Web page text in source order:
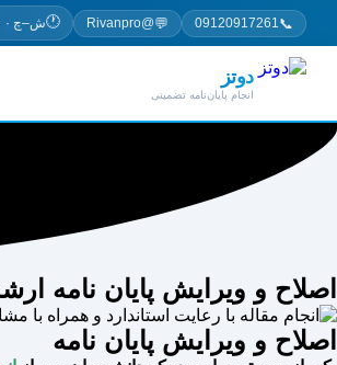
پرش
محتوا
📞
09120917261
💬
@Rivanpro
🕐ش–چ · ۱۰ تا ۱۹
دوتز
انجام پایان‌نامه تضمینی
اصلاح و ویرایش پایان نامه
اصلاح و ویرایش پایان نامه